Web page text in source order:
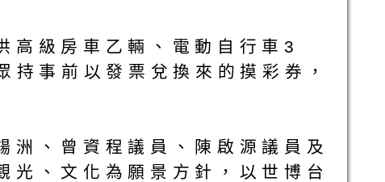
高級房車乙輛、電動自行車3
事前以發票兌換來的摸彩券，
洲、曾資程議員、陳啟源議員及
光、文化為願景方針，以世博台